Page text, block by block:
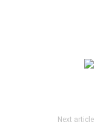
Next article